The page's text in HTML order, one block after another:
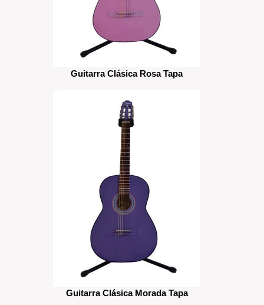
Guitarra Clásica Rosa Tapa
Guitarra Clásica Morada Tapa